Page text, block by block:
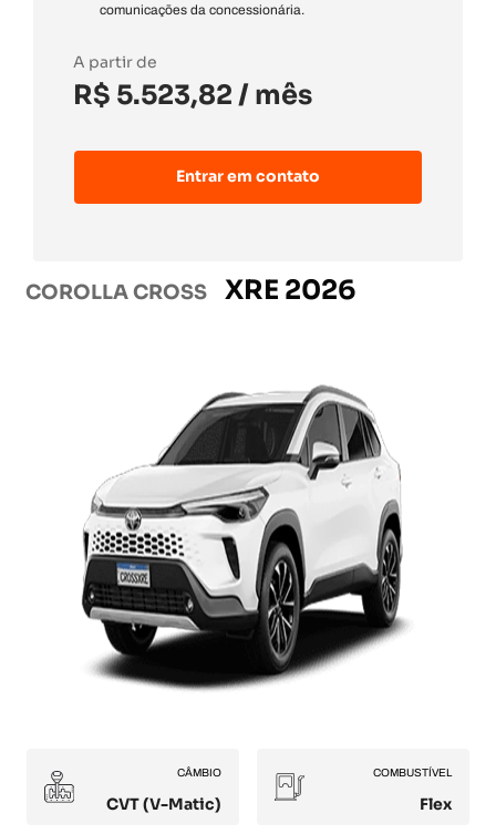
COROLLA CROSS XRE 2026
CÂMBIO
CVT (V-Matic)
COMBUSTÍVEL
Flex
comunicações da concessionária.
A partir de
R$ 5.523,82 / mês
Entrar em contato